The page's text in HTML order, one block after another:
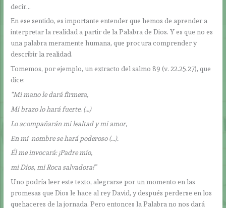
decir…
En ese sentido, es importante entender que hemos de aprender a
interpretar la realidad a partir de la Palabra de Dios. Y es que no es
una palabra meramente humana, que procura comprender y
describir la realidad.
Tomemos, por ejemplo, un extracto del salmo 89 (v. 22.25.27), que
dice:
“Mi mano le dará firmeza,
Mi brazo lo hará fuerte. (…)
Lo acompañarán mi lealtad y mi amor,
En mi nombre se hará poderoso (…).
Él me invocará: ¡Padre mío,
mi Dios, mi Roca salvadora!”
Uno podría leer este texto, alegrarse por un momento en las
promesas que Dios le hace al rey David, y después perderse en los
quehaceres de la jornada. Pero entonces la Palabra no nos dará